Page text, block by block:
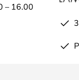
– 16.00